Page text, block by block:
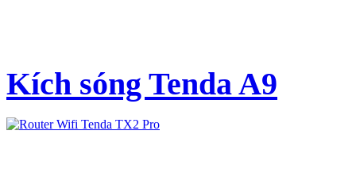
Kích sóng Tenda A9